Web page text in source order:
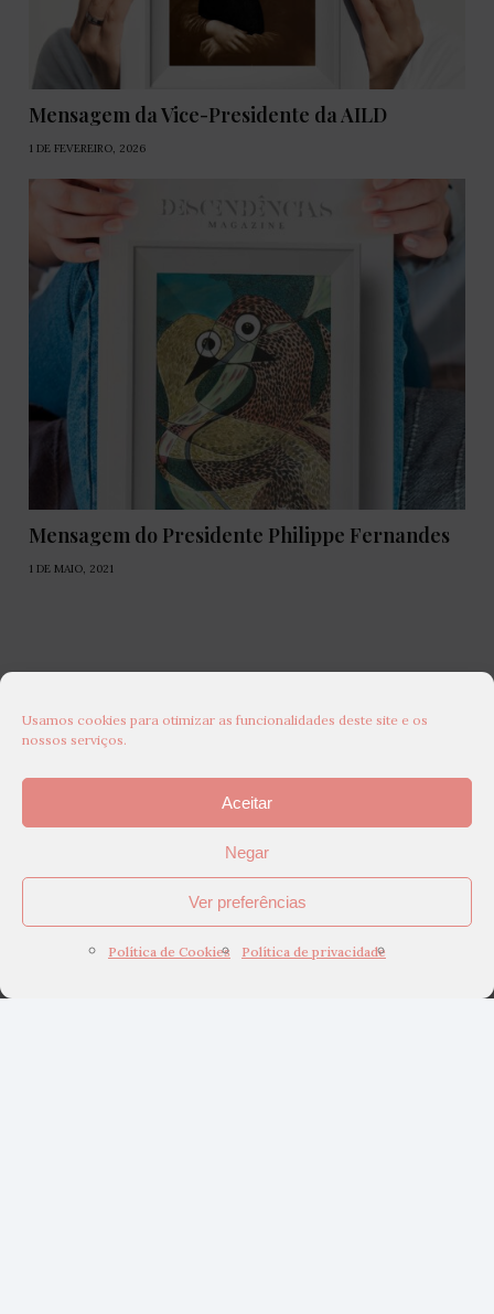
Usamos cookies para otimizar as funcionalidades deste site e os
nossos serviços.
Aceitar
Negar
Ver preferências
Política de Cookies Política de privacidade
Mensagem da Vice-Presidente da AILD
1 DE FEVEREIRO, 2026
Mensagem do Presidente Philippe Fernandes
1 DE MAIO, 2021